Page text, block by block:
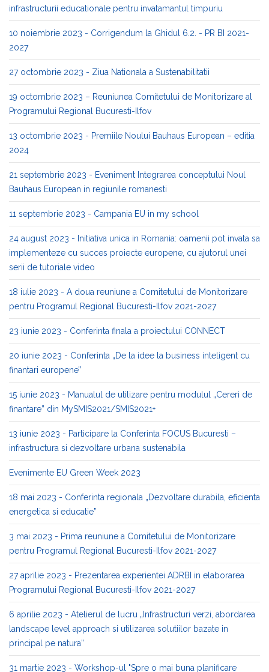
infrastructurii educationale pentru invatamantul timpuriu
10 noiembrie 2023 - Corrigendum la Ghidul 6.2. - PR BI 2021-
2027
27 octombrie 2023 - Ziua Nationala a Sustenabilitatii
19 octombrie 2023 – Reuniunea Comitetului de Monitorizare al
Programului Regional Bucuresti-Ilfov
13 octombrie 2023 - Premiile Noului Bauhaus European – editia
2024
21 septembrie 2023 - Eveniment Integrarea conceptului Noul
Bauhaus European in regiunile romanesti
11 septembrie 2023 - Campania EU in my school
24 august 2023 - Initiativa unica in Romania: oamenii pot invata sa
implementeze cu succes proiecte europene, cu ajutorul unei
serii de tutoriale video
18 iulie 2023 - A doua reuniune a Comitetului de Monitorizare
pentru Programul Regional Bucuresti-Ilfov 2021-2027
23 iunie 2023 - Conferinta finala a proiectului CONNECT
20 iunie 2023 - Conferinta „De la idee la business inteligent cu
finantari europene’’
15 iunie 2023 - Manualul de utilizare pentru modulul „Cereri de
finantare” din MySMIS2021/SMIS2021+
13 iunie 2023 - Participare la Conferinta FOCUS Bucuresti –
infrastructura si dezvoltare urbana sustenabila
Evenimente EU Green Week 2023
18 mai 2023 - Conferinta regionala „Dezvoltare durabila, eficienta
energetica si educatie”
3 mai 2023 - Prima reuniune a Comitetului de Monitorizare
pentru Programul Regional Bucuresti-Ilfov 2021-2027
27 aprilie 2023 - Prezentarea experientei ADRBI in elaborarea
Programului Regional Bucuresti-Ilfov 2021-2027
6 aprilie 2023 - Atelierul de lucru „Infrastructuri verzi, abordarea
landscape level approach si utilizarea solutiilor bazate in
principal pe natura”
31 martie 2023 - Workshop-ul "Spre o mai buna planificare